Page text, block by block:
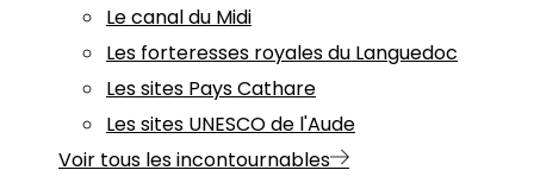
Le canal du Midi
Les forteresses royales du Languedoc
Les sites Pays Cathare
Les sites UNESCO de l'Aude
Voir tous les incontournables